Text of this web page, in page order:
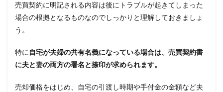
売買契約に明記される内容は後にトラブルが起きてしまった
場合の根拠となるものなのでしっかりと理解しておきましょ
う。
特に 自宅が夫婦の共有名義になっている場合は、売買契約書
に夫と妻の両方の署名と捺印が求められます。
売却価格をはじめ、自宅の引渡し時期や手付金の金額など夫